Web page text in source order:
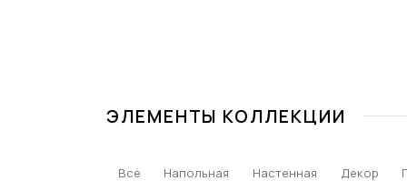
ЭЛЕМЕНТЫ КОЛЛЕКЦИИ
Все Напольная Настенная Декор